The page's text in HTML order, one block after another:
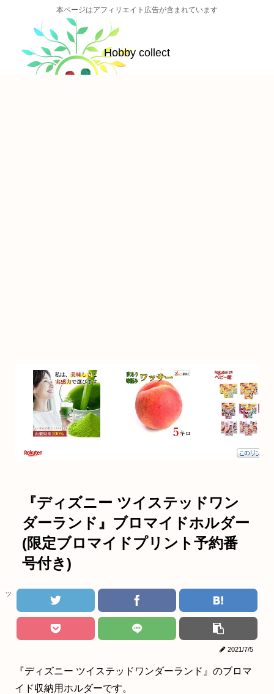
本ページはアフィリエイト広告が含まれています
Hobby collect
『ディズニー ツイステッドワン
ダーランド』ブロマイドホルダー
(限定ブロマイドプリント予約番
号付き)
ツイステ
2021/7/5
『ディズニー ツイステッドワンダーランド』のブロマ
イド収納用ホルダーです。